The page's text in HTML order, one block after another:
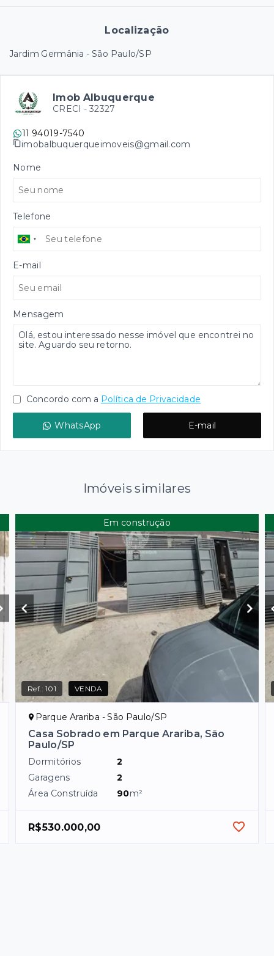
Localização
Jardim Germânia - São Paulo/SP
Imob Albuquerque
CRECI - 32327
11 94019-7540
imobalbuquerqueimoveis@gmail.com
Nome
Telefone
E-mail
Mensagem
Concordo com a Política de Privacidade
WhatsApp E-mail
Imóveis similares
Em construção
Ref.:101 VENDA
Parque Arariba - São Paulo/SP
Casa Sobrado em Parque Arariba, São
Paulo/SP
Dormitórios
2
Garagens
2
Área Construída
90m²
R$530.000,00